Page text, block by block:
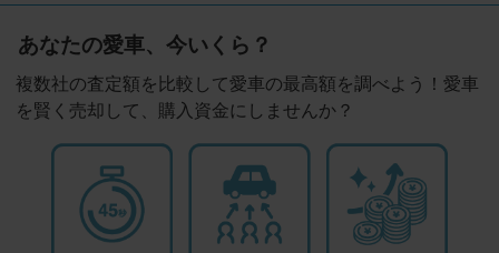
あなたの愛車、今いくら？
複数社の査定額を比較して愛車の最高額を調べよう！愛車
を賢く売却して、購入資金にしませんか？